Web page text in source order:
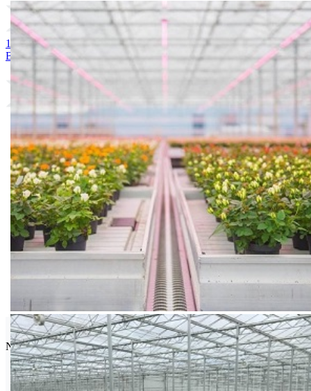
1. BIG BEEF 2. OPTIMA 4. PINK ROCK
5.
BOBCAT 6. VIVA 7. CELLO 8. MIRSINI 9. PINK HEART
Seminis
Najpoznatija semenska kuća povrća na svetu.